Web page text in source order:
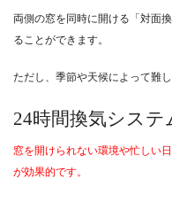
両側の窓を同時に開ける「対面
ることができます。
ただし、季節や天候によって難
24時間換気システ
窓を開けられない環境や忙しい
が効果的です。